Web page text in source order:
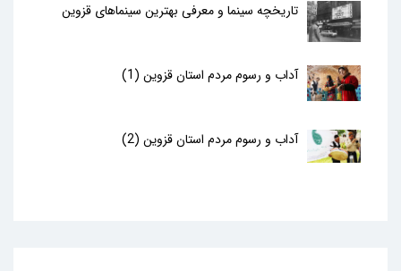
تاریخچه سینما و معرفی بهترین سینماهای قزوین
آداب و رسوم مردم استان قزوین (1)
آداب و رسوم مردم استان قزوین (2)